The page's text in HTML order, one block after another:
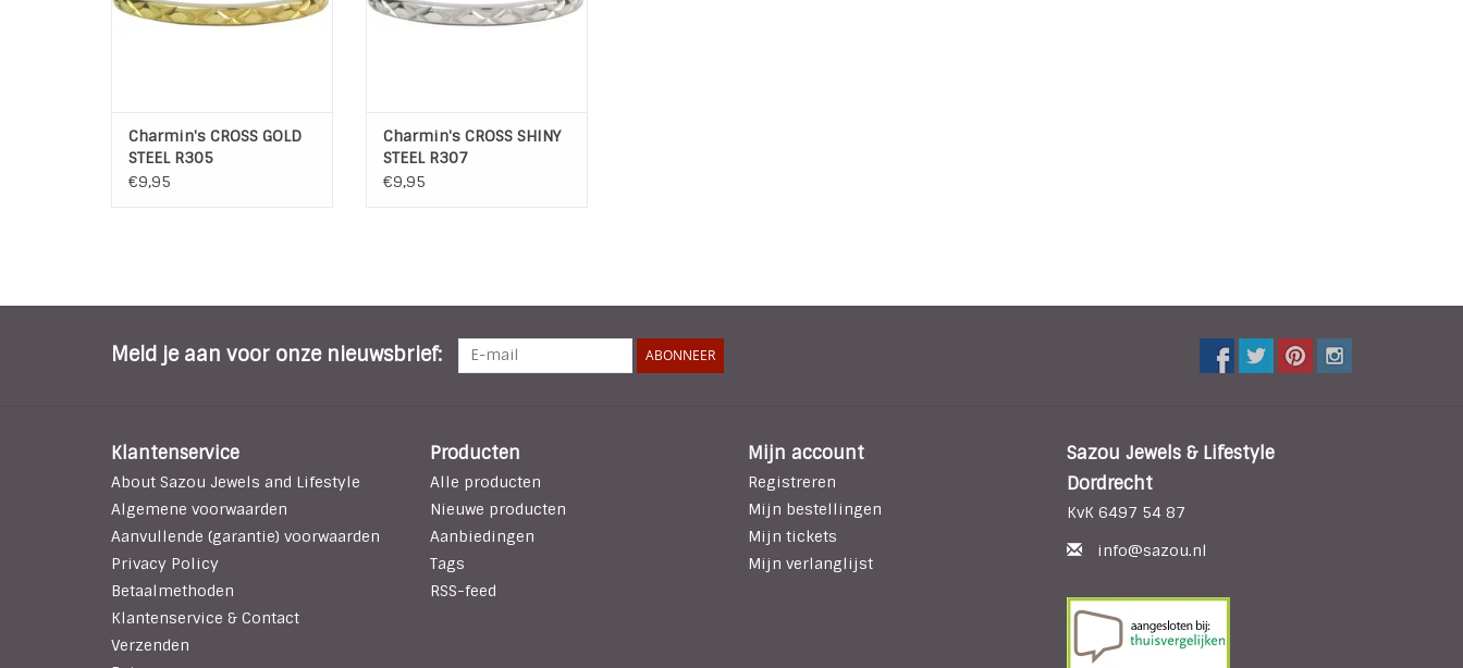
Charmin's CROSS GOLD
STEEL R305
€9,95
Charmin's CROSS SHINY
STEEL R307
€9,95
Meld je aan voor onze nieuwsbrief: ABONNEER
Klantenservice
About Sazou Jewels and Lifestyle
Algemene voorwaarden
Aanvullende (garantie) voorwaarden
Privacy Policy
Betaalmethoden
Klantenservice & Contact
Verzenden
Producten
Alle producten
Nieuwe producten
Aanbiedingen
Tags
RSS-feed
Mijn account
Registreren
Mijn bestellingen
Mijn tickets
Mijn verlanglijst
Sazou Jewels & Lifestyle
Dordrecht
KvK 6497 54 87
info@sazou.nl